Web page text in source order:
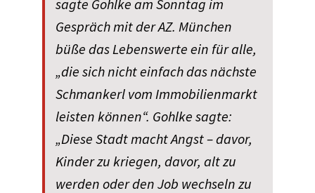
sagte Gohlke am Sonntag im
Gespräch mit der AZ. München
büße das Lebenswerte ein für alle,
„die sich nicht einfach das nächste
Schmankerl vom Immobilienmarkt
leisten können“. Gohlke sagte:
„Diese Stadt macht Angst – davor,
Kinder zu kriegen, davor, alt zu
werden oder den Job wechseln zu